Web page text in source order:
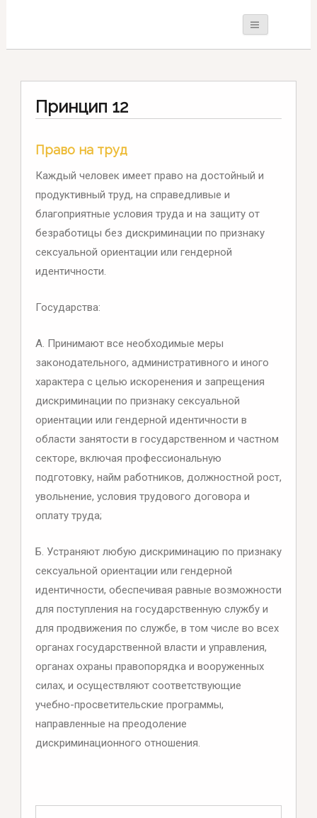
Принцип 12
Право на труд
Каждый человек имеет право на достойный и
продуктивный труд, на справедливые и
благоприятные условия труда и на защиту от
безработицы без дискриминации по признаку
сексуальной ориентации или гендерной
идентичности.
Государства:
А. Принимают все необходимые меры
законодательного, административного и иного
характера с целью искоренения и запрещения
дискриминации по признаку сексуальной
ориентации или гендерной идентичности в
области занятости в государственном и частном
секторе, включая профессиональную
подготовку, найм работников, должностной рост,
увольнение, условия трудового договора и
оплату труда;
Б. Устраняют любую дискриминацию по признаку
сексуальной ориентации или гендерной
идентичности, обеспечивая равные возможности
для поступления на государственную службу и
для продвижения по службе, в том числе во всех
органах государственной власти и управления,
органах охраны правопорядка и вооруженных
силах, и осуществляют соответствующие
учебно-просветительские программы,
направленные на преодоление
дискриминационного отношения.